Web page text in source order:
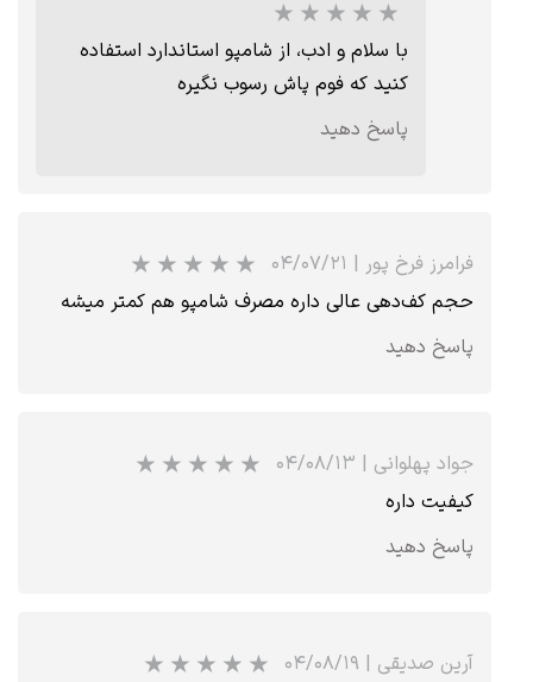
★★ ★ ★ ★
با سلام و ادب، از شامپو استاندارد استفاده
کنید که فوم پاش رسوب نگیره
پاسخ دهید
فرامرز فرخ پور | ۰۴/۰۷/۲۱
حجم کف‌دهی عالی داره مصرف شامپو هم کمتر میشه
پاسخ دهید
جواد پهلوانی | ۰۴/۰۸/۱۳
کیفیت داره
پاسخ دهید
آرین صدیقی | ۰۴/۰۸/۱۹